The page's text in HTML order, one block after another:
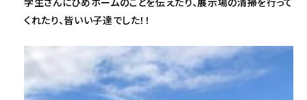
くれたり、皆いい子達でした！！